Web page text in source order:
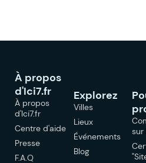
À propos
d'Ici7.fr
À propos
d'Ici7.fr
Centre d'aide
Presse
F.A.Q
Explorez
Villes
Lieux
Événements
Blog
sur